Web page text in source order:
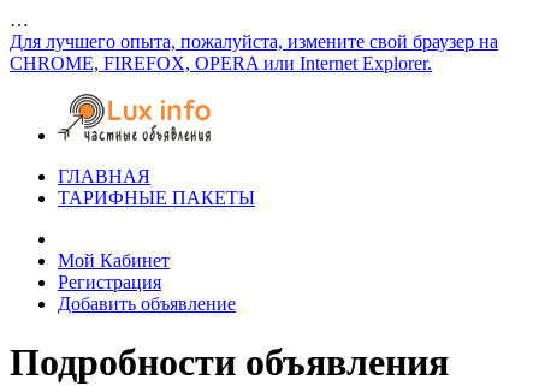
…
Для лучшего опыта, пожалуйста, измените свой браузер на
CHROME, FIREFOX, OPERA или Internet Explorer.
ГЛАВНАЯ
ТАРИФНЫЕ ПАКЕТЫ
Мой Кабинет
Регистрация
Добавить объявление
Подробности объявления